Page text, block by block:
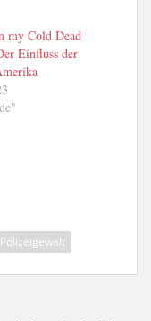
my Cold Dead
Einfluss der
Polizeigewalt